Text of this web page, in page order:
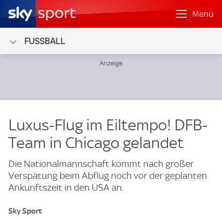
Menü
FUSSBALL
Luxus-Flug im Eiltempo! DFB-
Team in Chicago gelandet
Die Nationalmannschaft kommt nach großer
Verspätung beim Abflug noch vor der geplanten
Ankunftszeit in den USA an.
Sky Sport